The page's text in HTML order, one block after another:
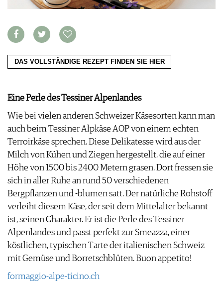
MEDIATHEK
VIDEOS
BILDSTRECKEN
NEWS
WEINWIRTSCHAFT
PORTRAITS
ARCHIV
AWARDS
GEWINNSPIELE
VORTEILSWELT
TRINKREIFETABELLE
ABO
WEINSUCHE
NEWSLETTER
WINE TRADE CLUB
REDAKTION
JOBS
WERBUNG
PRESSE
AGB & DATENSCHUTZ
DAS VOLLSTÄNDIGE REZEPT FINDEN SIE HIER
Eine Perle des Tessiner Alpenlandes
Wie bei vielen anderen Schweizer Käsesorten kann man
auch beim Tessiner Alpkäse AOP von einem echten
Terroirkäse sprechen. Diese Delikatesse wird aus der
Milch von Kühen und Ziegen hergestellt, die auf einer
Höhe von 1500 bis 2400 Metern grasen. Dort fressen sie
sich in aller Ruhe an rund 50 verschiedenen
Bergpflanzen und -blumen satt. Der natürliche Rohstoff
verleiht diesem Käse, der seit dem Mittelalter bekannt
ist, seinen Charakter. Er ist die Perle des Tessiner
Alpenlandes und passt perfekt zur Smeazza, einer
köstlichen, typischen Tarte der italienischen Schweiz
mit Gemüse und Borretschblüten. Buon appetito!
formaggio-alpe-ticino.ch